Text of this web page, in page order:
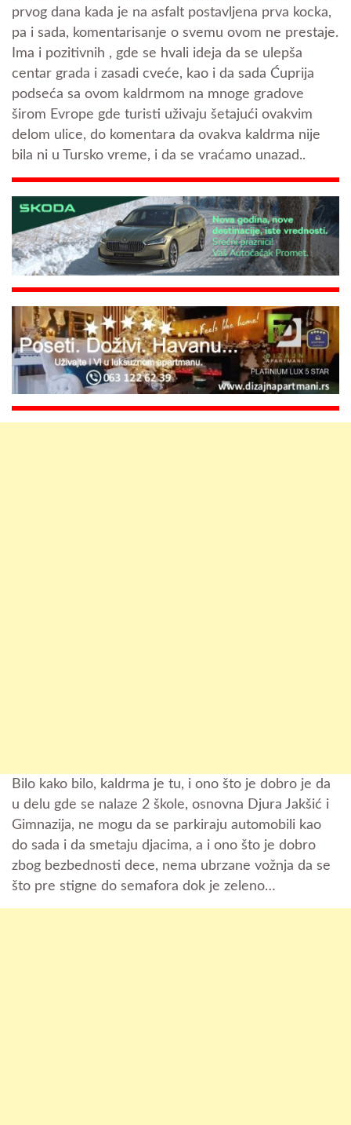
prvog dana kada je na asfalt postavljena prva kocka,
pa i sada, komentarisanje o svemu ovom ne prestaje.
Ima i pozitivnih , gde se hvali ideja da se ulepša
centar grada i zasadi cveće, kao i da sada Ćuprija
podseća sa ovom kaldrmom na mnoge gradove
širom Evrope gde turisti uživaju šetajući ovakvim
delom ulice, do komentara da ovakva kaldrma nije
bila ni u Tursko vreme, i da se vraćamo unazad..
Bilo kako bilo, kaldrma je tu, i ono što je dobro je da
u delu gde se nalaze 2 škole, osnovna Djura Jakšić i
Gimnazija, ne mogu da se parkiraju automobili kao
do sada i da smetaju djacima, a i ono što je dobro
zbog bezbednosti dece, nema ubrzane vožnja da se
što pre stigne do semafora dok je zeleno…